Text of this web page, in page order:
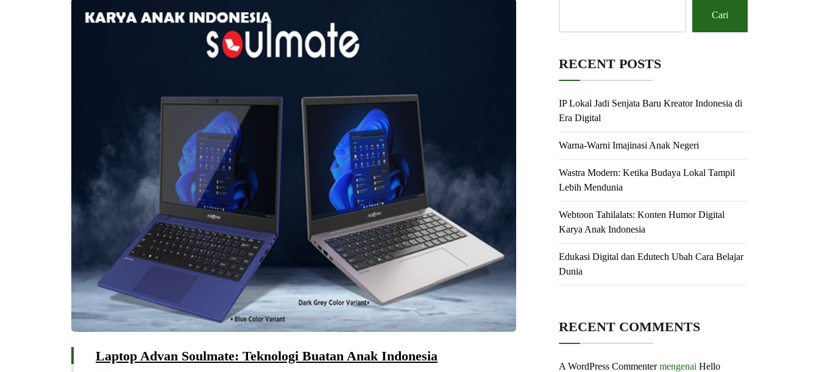
Laptop Advan Soulmate: Teknologi Buatan Anak Indonesia
Cari
RECENT POSTS
IP Lokal Jadi Senjata Baru Kreator Indonesia di
Era Digital
Warna-Warni Imajinasi Anak Negeri
Wastra Modern: Ketika Budaya Lokal Tampil
Lebih Mendunia
Webtoon Tahilalats: Konten Humor Digital
Karya Anak Indonesia
Edukasi Digital dan Edutech Ubah Cara Belajar
Dunia
RECENT COMMENTS
A WordPress Commentermengenai Hello